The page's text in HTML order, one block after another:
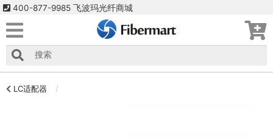
400-877-9985 飞波玛光纤商城
LC适配器